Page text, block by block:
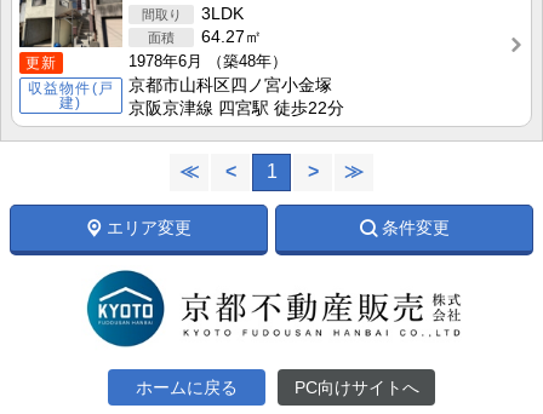
更新
収益物件(戸
建)
3LDK
64.27㎡
1978年6月
（築48年）
京都市山科区四ノ宮小金塚
京阪京津線 四宮駅 徒歩22分
≪ < 1 > ≫
エリア変更 条件変更
ホームに戻る PC向けサイトへ